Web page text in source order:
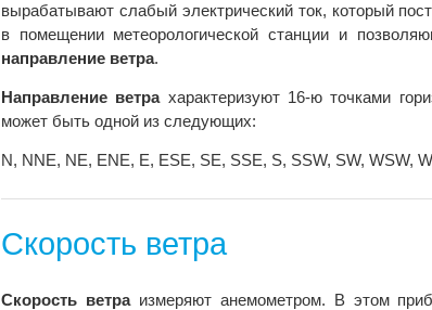
вырабатывают слабый электрический ток, который
в помещении метеорологической станции и
направление ветра.
Направление ветрахарактеризуют 16-ю точками
может быть одной из следующих:
N, NNE, NE, ENE, Е, ESE, SE, SSE, S, SSW, SW, WSW,
Скорость ветра
Скорость ветраизмеряют анемометром. В этом